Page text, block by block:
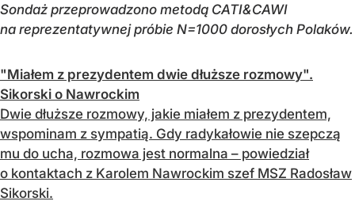
Sondaż przeprowadzono metodą CATI&CAWI
na reprezentatywnej próbie N=1000 dorosłych Polaków.
"Miałem z prezydentem dwie dłuższe rozmowy".
Sikorski o Nawrockim
Dwie dłuższe rozmowy, jakie miałem z prezydentem,
wspominam z sympatią. Gdy radykałowie nie szepczą
mu do ucha, rozmowa jest normalna – powiedział
o kontaktach z Karolem Nawrockim szef MSZ Radosław
Sikorski.